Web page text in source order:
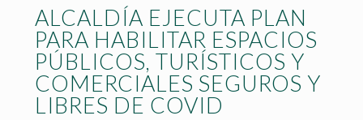
ALCALDÍA EJECUTA PLAN
PARA HABILITAR ESPACIOS
PÚBLICOS, TURÍSTICOS Y
COMERCIALES SEGUROS Y
LIBRES DE COVID